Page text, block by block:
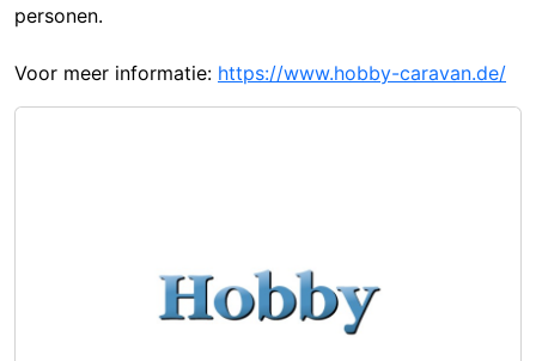
personen.
Voor meer informatie: https://www.hobby-caravan.de/